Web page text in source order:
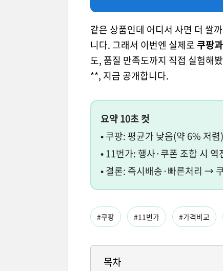
같은 상품인데 어디서 사면 더 쌀
니다. 그래서 이번엔 실제로 쿠팡
도, 품질 만족도까지 직접 실험해
**, 지금 공개합니다.
요약 10초 컷
• 쿠팡: 평균가 낮음(약 6% 저
• 11번가: 행사·쿠폰 조합 시
• 결론: 즉시배송·빠른처리 →
#쿠팡 #11번가 #가격비교
목차